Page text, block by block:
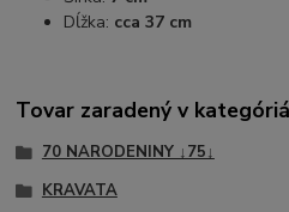
Dĺžka: cca 37 cm
Tovar zaradený v
70 NARODENINY ↓75↓
KRAVATA